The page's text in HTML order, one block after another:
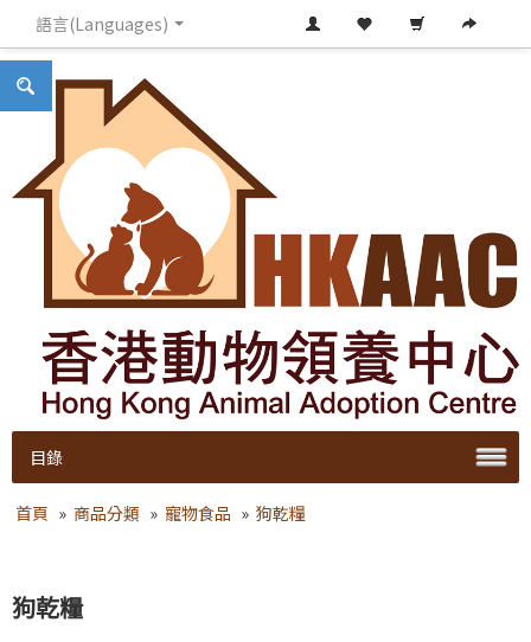
語言(Languages)
目錄
首頁 » 商品分類 » 寵物食品 » 狗乾糧
狗乾糧